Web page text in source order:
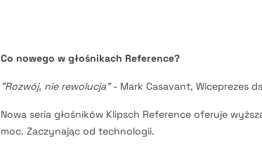
Co nowego w głośnikach Reference?
"Rozwój, nie rewolucja"- Mark Casavant, Wiceprezes
Nowa seria głośników Klipsch Reference oferuje
moc. Zaczynając od technologii.